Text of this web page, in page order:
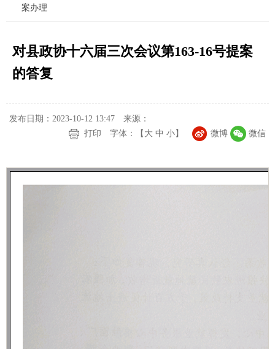
案办理
对县政协十六届三次会议第163-16号提案
的答复
发布日期：2023-10-12 13:47
来源：
打印
字体：【 大 中 小】 微博 微信